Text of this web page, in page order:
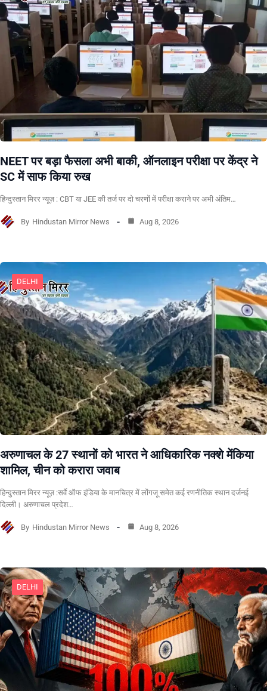
NEET पर बड़ा फैसला अभी बाकी, ऑनलाइन परीक्षा पर केंद्र ने
SC में साफ किया रुख
हिन्दुस्तान मिरर न्यूज़ : CBT या JEE की तर्ज पर दो चरणों में परीक्षा कराने पर अभी अंतिम…
By Hindustan Mirror News Aug 8, 2026
DELHI
अरुणाचल के 27 स्थानों को भारत ने आधिकारिक नक्शे मेंकिया
शामिल, चीन को करारा जवाब
हिन्दुस्तान मिरर न्यूज़ :सर्वे ऑफ इंडिया के मानचित्र में लोंगजू समेत कई रणनीतिक स्थान दर्जनई
दिल्ली। अरुणाचल प्रदेश…
By Hindustan Mirror News Aug 8, 2026
DELHI